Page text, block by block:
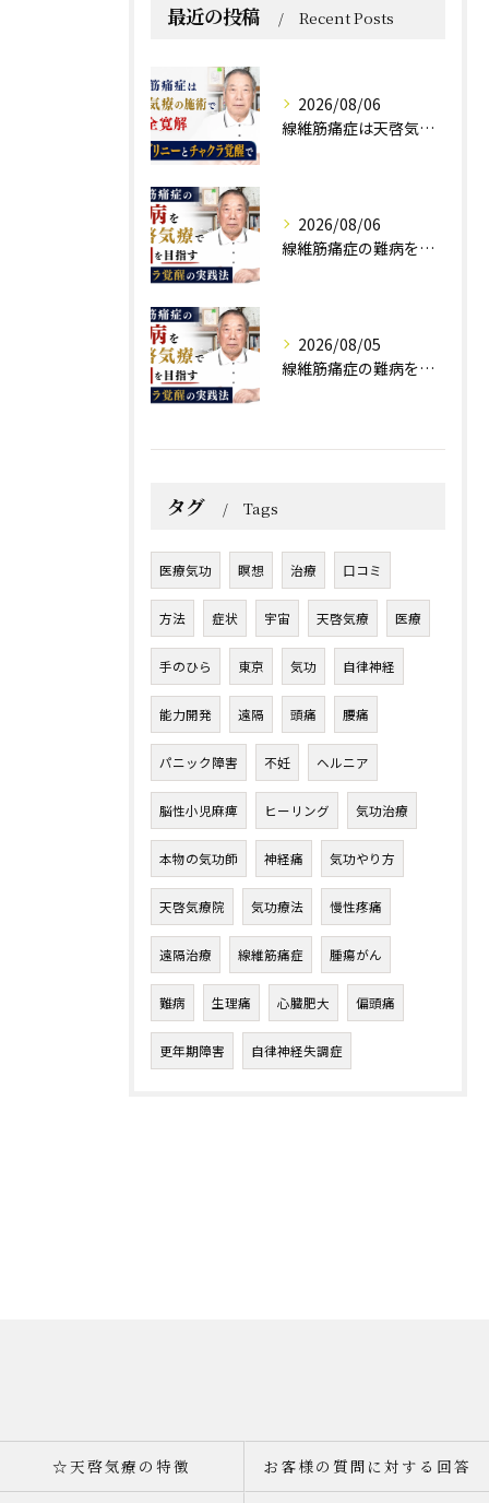
最近の投稿 Recent Posts
2026/08/06
線維筋痛症は天啓気療の施術で完全寛解 クンダリニーとチャクラ覚醒で
2026/08/06
線維筋痛症の難病を天啓気療で寛解を目指すチャクラ覚醒の実践法
2026/08/05
線維筋痛症の難病を天啓気療で寛解を目指すチャクラ覚醒の実践法
タグ Tags
医療気功 瞑想 治療 口コミ
方法 症状 宇宙 天啓気療 医療
手のひら 東京 気功 自律神経
能力開発 遠隔 頭痛 腰痛
パニック障害 不妊 ヘルニア
脳性小児麻痺 ヒーリング 気功治療
本物の気功師 神経痛 気功やり方
天啓気療院 気功療法 慢性疼痛
遠隔治療 線維筋痛症 腫瘍がん
難病 生理痛 心臓肥大 偏頭痛
更年期障害 自律神経失調症
☆天啓気療の特徴 お客様の質問に対する回答